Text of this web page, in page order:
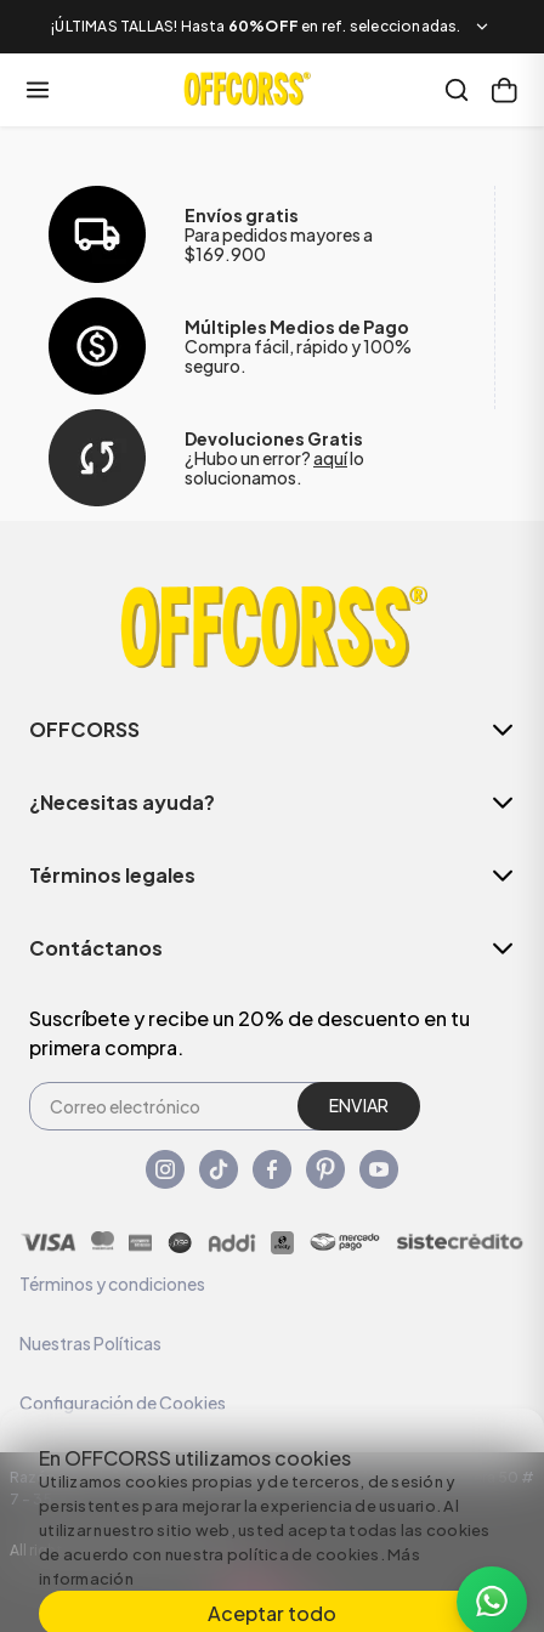
¡ÚLTIMAS TALLAS! Hasta 60%OFF en ref. seleccionadas.
En OFFCORSS utilizamos cookies
Utilizamos cookies propias y de terceros, de sesión y
persistentes para mejorar la experiencia de usuario. Al
utilizar nuestro sitio web, usted acepta todas las cookies
de acuerdo con nuestra política de cookies. Más
información
Aceptar todo
Envíos gratis
Para pedidos mayores a
$169.900
Múltiples Medios de Pago
Compra fácil, rápido y 100%
seguro.
Devoluciones Gratis
¿Hubo un error?aquílo
solucionamos.
OFFCORSS
¿Necesitas ayuda?
Términos legales
Contáctanos
Suscríbete y recibe un 20% de descuento en tu
primera compra.
ENVIAR
Términos y condiciones
Nuestras Políticas
Configuración de Cookies
Razón Social: C.I HERMECO S.A. NIT: 890924167-6 Dirección: Carrera 50 #
7 – 35
All rights reserved empowered by